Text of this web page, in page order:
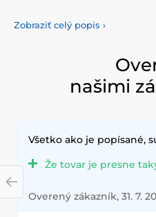
našej pestrej ponuky
poskytnú komfort a
ktoré spĺňajú najvyššie
Zobraziť celý popis ›
našimi
Všetko ako je popísané,
Že tovar je presne
Overený zákazník, 31. 7.